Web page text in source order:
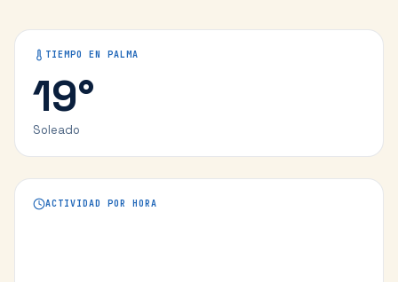
TIEMPO EN PALMA
19°
Soleado
ACTIVIDAD POR HORA